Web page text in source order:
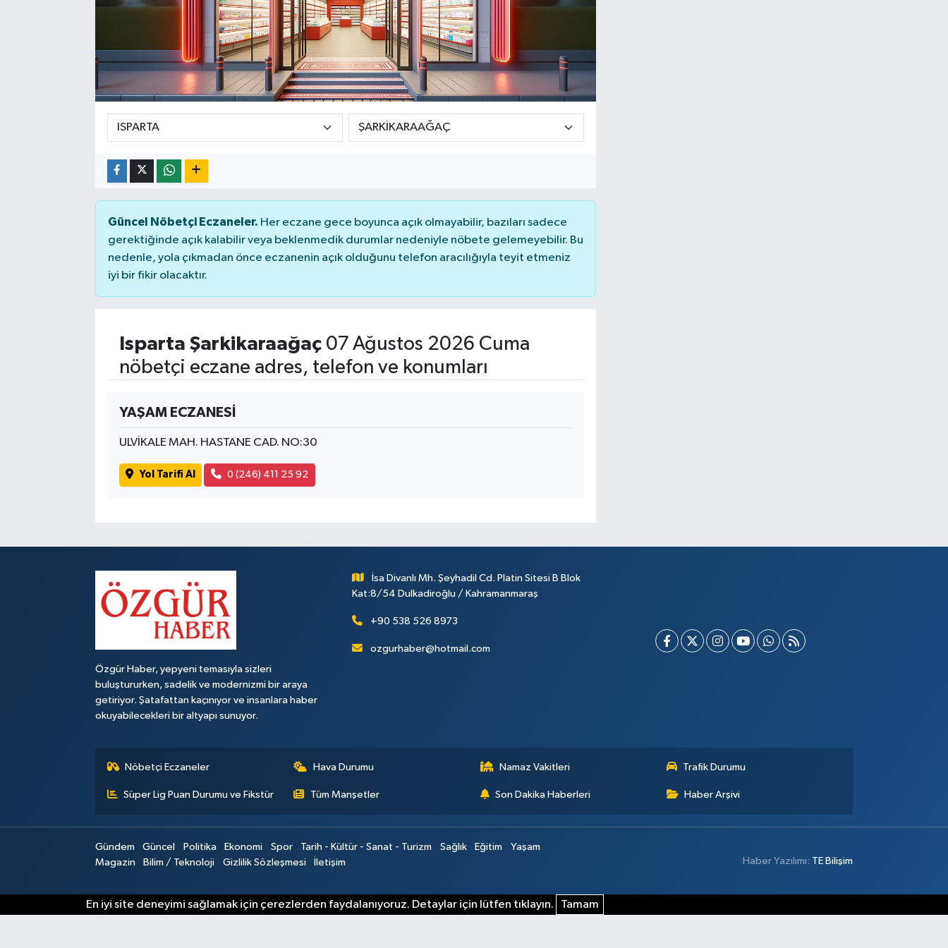
Güncel Nöbetçi Eczaneler. Her eczane gece boyunca açık olmayabilir, bazıları sadece
gerektiğinde açık kalabilir veya beklenmedik durumlar nedeniyle nöbete gelemeyebilir. Bu
nedenle, yola çıkmadan önce eczanenin açık olduğunu telefon aracılığıyla teyit etmeniz
iyi bir fikir olacaktır.
Isparta Şarkikaraağaç07 Ağustos 2026 Cuma
nöbetçi eczane adres, telefon ve konumları
YAŞAM ECZANESİ
ULVİKALE MAH. HASTANE CAD. NO:30
Yol Tarifi Al 0 (246) 411 25 92
Özgür Haber, yepyeni temasıyla sizleri
buluştururken, sadelik ve modernizmi bir araya
getiriyor. Şatafattan kaçınıyor ve insanlara haber
okuyabilecekleri bir altyapı sunuyor.
İsa Divanlı Mh. Şeyhadil Cd. Platin Sitesi B Blok
Kat:8/54 Dulkadiroğlu / Kahramanmaraş
+90 538 526 8973
ozgurhaber@hotmail.com
Nöbetçi Eczaneler Hava Durumu Namaz Vakitleri Trafik Durumu
Süper Lig Puan Durumu ve Fikstür Tüm Manşetler Son Dakika Haberleri Haber Arşivi
Gündem Güncel Politika Ekonomi Spor Tarih - Kültür - Sanat - Turizm Sağlık Eğitim
Yaşam
Magazin
Bilim / Teknoloji Gizlilik Sözleşmesi İletişim Haber Yazılımı: TE Bilişim
En iyi site deneyimi sağlamak için çerezlerden faydalanıyoruz. Detaylar için lütfen tıklayın. Tamam
Tarih - Kültür - Sanat - Turizm